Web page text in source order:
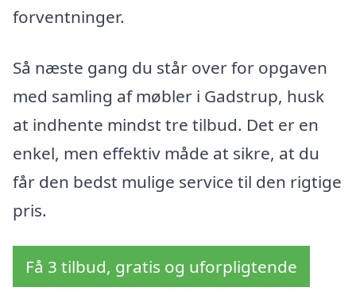
forventninger.
Så næste gang du står over for opgaven
med samling af møbler i Gadstrup, husk
at indhente mindst tre tilbud. Det er en
enkel, men effektiv måde at sikre, at du
får den bedst mulige service til den rigtige
pris.
Få 3 tilbud, gratis og uforpligtende